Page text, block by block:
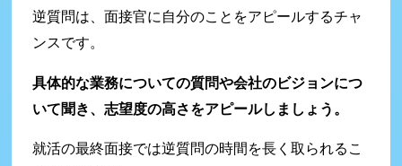
逆質問は、面接官に自分のことをアピールするチャ
ンスです。
具体的な業務についての質問や会社のビジョンにつ
いて聞き、志望度の高さをアピールしましょう。
就活の最終面接では逆質問の時間を長く取られるこ